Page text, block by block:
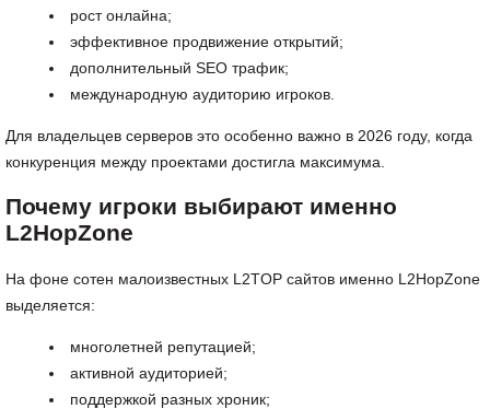
рост онлайна;
эффективное продвижение открытий;
дополнительный SEO трафик;
международную аудиторию игроков.
Для владельцев серверов это особенно важно в 2026 году, когда
конкуренция между проектами достигла максимума.
Почему игроки выбирают именно
L2HopZone
На фоне сотен малоизвестных L2TOP сайтов именно L2HopZone
выделяется:
многолетней репутацией;
активной аудиторией;
поддержкой разных хроник;